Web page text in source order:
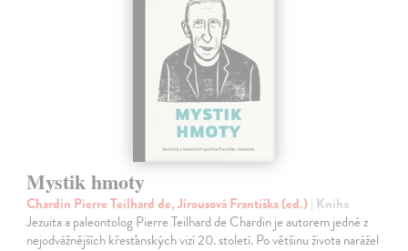
Mystik hmoty
Chardin Pierre Teilhard de, Jirousová Františka (ed.)| Kniha
Jezuita a paleontolog Pierre Teilhard de Chardin je autorem jedné z
nejodvážnějších křesťanských vizí 20. století. Po většinu života narážel